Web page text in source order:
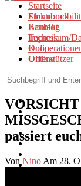
Startseite
Strombock
Kontakt
Impressum/
Unterstützer
Baublog
Technik
Online
Offline
Elektromobilität
passiert
Von Nino Am 28.